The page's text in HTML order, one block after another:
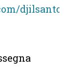
djilsanto/